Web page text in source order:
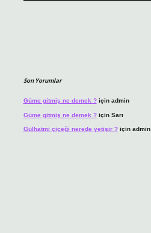
Son Yorumlar
Güme gitmiş ne demek ?için admin
Güme gitmiş ne demek ?için Sarı
Gülhatmi çiçeği nerede yetişir ?için admin